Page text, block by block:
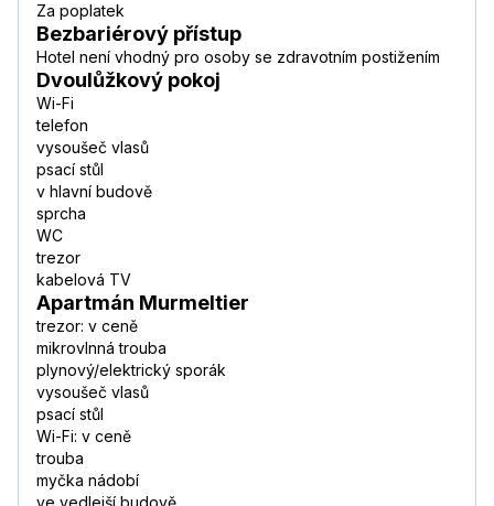
Za poplatek
Bezbariérový přístup
Hotel není vhodný pro osoby se zdravotním postižením
Dvoulůžkový pokoj
Wi-Fi
telefon
vysoušeč vlasů
psací stůl
v hlavní budově
sprcha
WC
trezor
kabelová TV
Apartmán Murmeltier
trezor: v ceně
mikrovlnná trouba
plynový/elektrický sporák
vysoušeč vlasů
psací stůl
Wi-Fi: v ceně
trouba
myčka nádobí